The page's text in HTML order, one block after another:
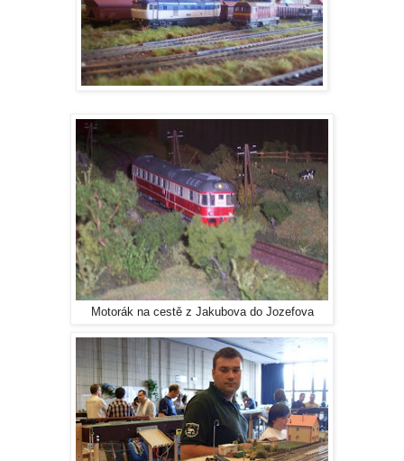
Motorák na cestě z Jakubova do Jozefova